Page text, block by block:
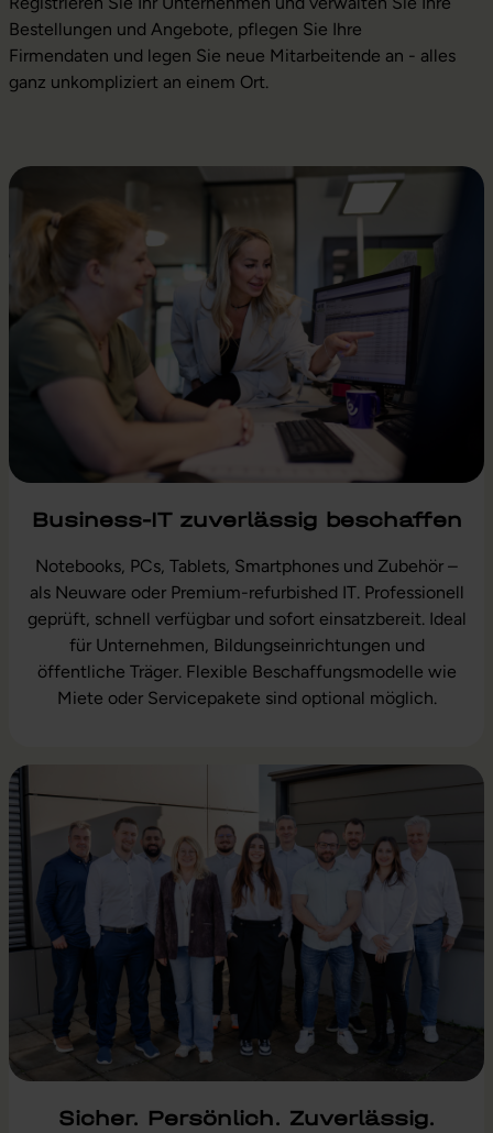
Bestellungen und Angebote, pflegen Sie Ihre
Firmendaten und legen Sie neue Mitarbeitende an - alles
ganz unkompliziert an einem Ort.
Business-IT zuverlässig beschaffen
Notebooks, PCs, Tablets, Smartphones und Zubehör –
als Neuware oder Premium-refurbished IT. Professionell
geprüft, schnell verfügbar und sofort einsatzbereit. Ideal
für Unternehmen, Bildungseinrichtungen und
öffentliche Träger. Flexible Beschaffungsmodelle wie
Miete oder Servicepakete sind optional möglich.
Sicher. Persönlich. Zuverlässig.